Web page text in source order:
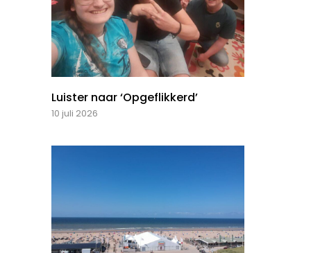
Luister naar ‘Opgeflikkerd’
10 juli 2026